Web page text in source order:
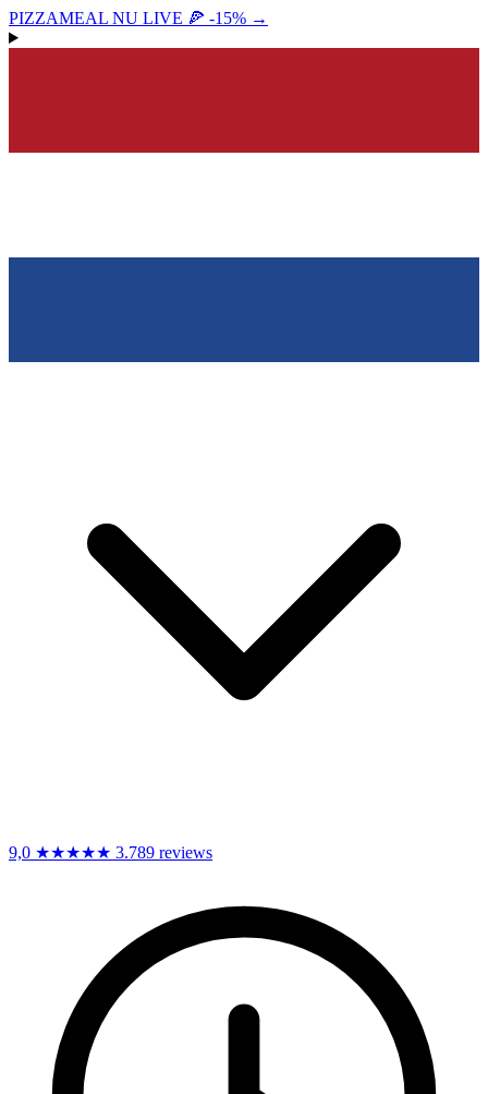
PIZZAMEAL NU LIVE 🍕 -15% →
9,0 ★★★★★ 3.789 reviews